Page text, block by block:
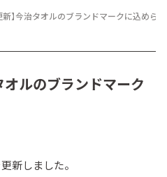
新】今治タオルのブランドマークに込めら
オルのブランドマーク
新しました。